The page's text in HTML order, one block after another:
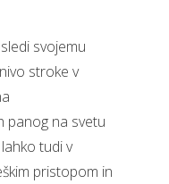
svojemu
stroke v
panog na svetu
tudi v
pristopom in